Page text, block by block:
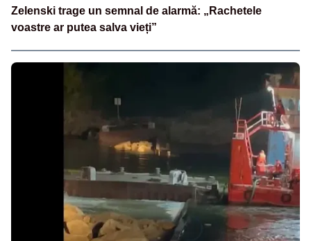
Zelenski trage un semnal de alarmă: „Rachetele
voastre ar putea salva vieți”